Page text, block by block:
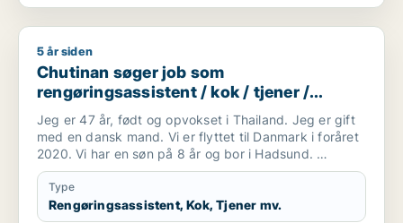
Chutinan søger job som rengøringsassistent / kok / tjener /
5 år siden
Chutinan søger job som
rengøringsassistent / kok / tjener /
køkkenmedarbejder / slagter
Jeg er 47 år, født og opvokset i Thailand. Jeg er gift
med en dansk mand. Vi er flyttet til Danmark i foråret
2020. Vi har en søn på 8 år og bor i Hadsund.
Jeg forstår og taler en del dansk og jeg går for tiden
på sprogskole. Taler desuden engelsk.
Jeg er handelsuddannet og har tidligere arbejdet med
Type
Rengøringsassistent, Kok, Tjener mv.